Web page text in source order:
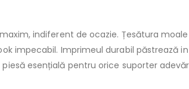
indiferent de ocazie. Țesătura
impecabil. Imprimeul durabil păstrează
esențială pentru orice suporter